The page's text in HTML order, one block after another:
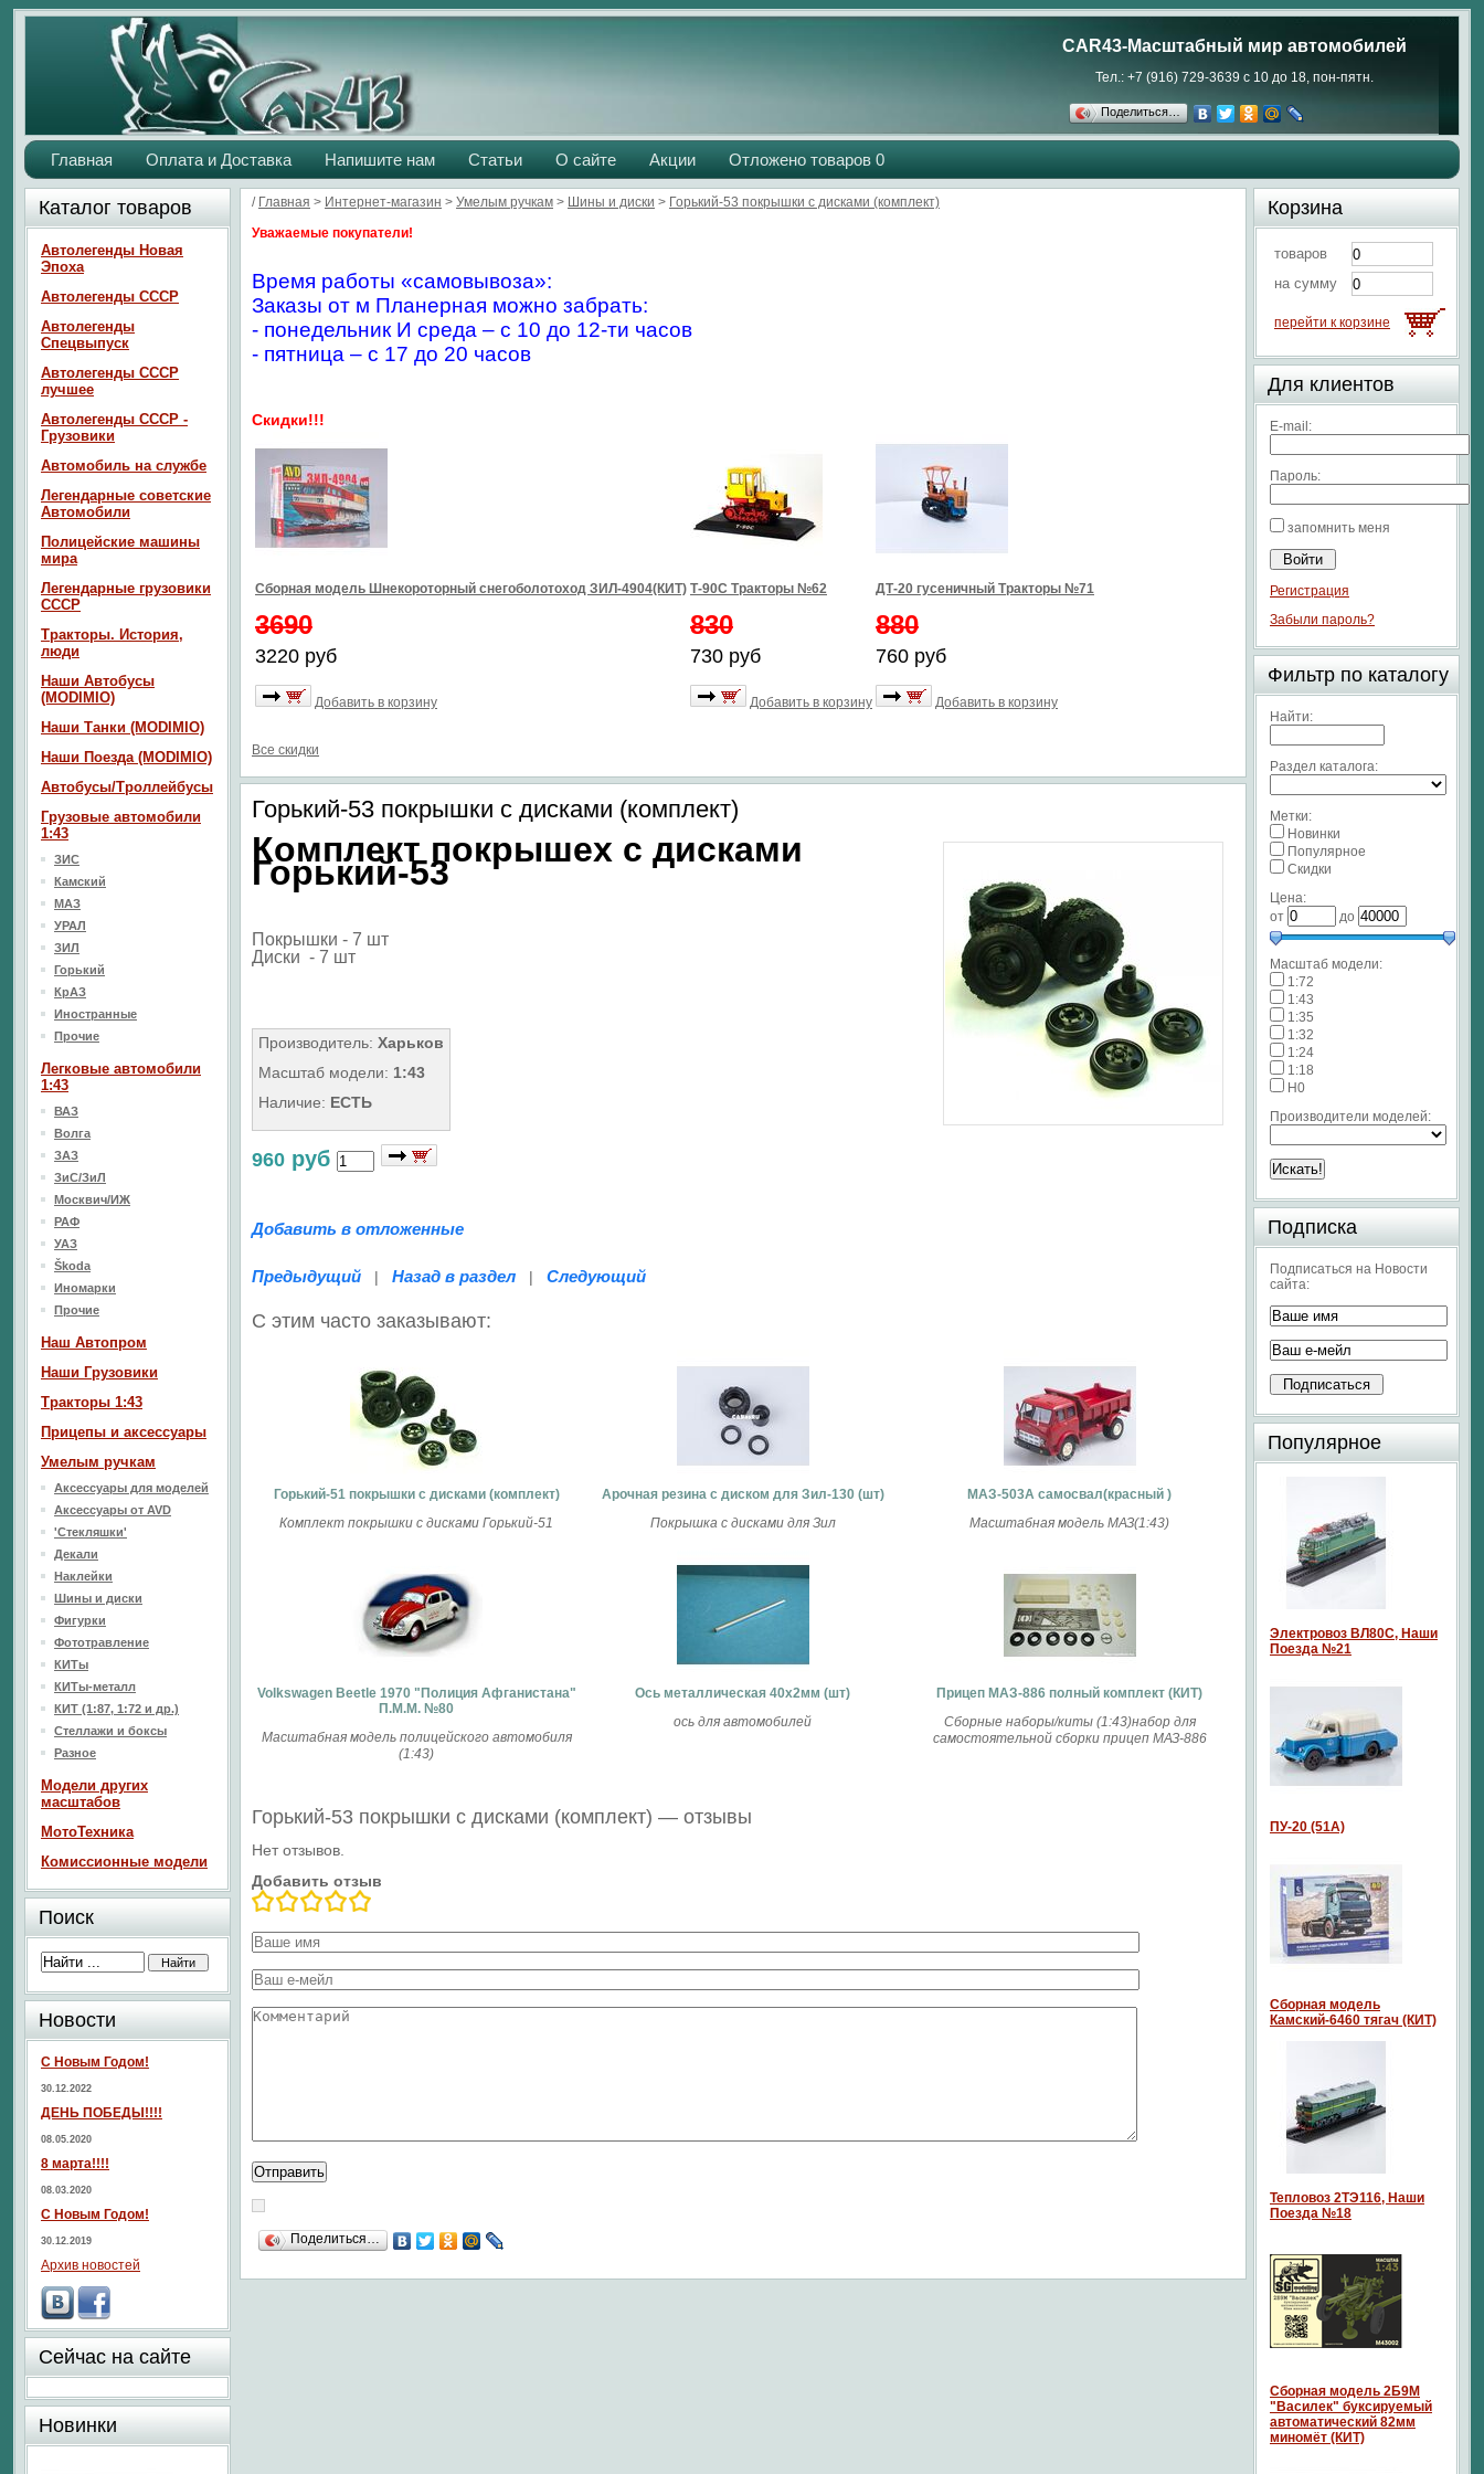
CAR43-Масштабный мир автомобилей
Тел.: +7 (916) 729-3639 с 10 до 18, пон-пятн.
Поделиться…
Главная Оплата и Доставка Напишите нам Статьи О сайте Акции Отложено товаров 0
/ Главная > Интернет-магазин > Умелым ручкам > Шины и диски > Горький-53 покрышки с дисками (комплект)
Уважаемые покупатели!
Время работы «самовывоза»:
Заказы от м Планерная можно забрать:
- понедельник И среда – с 10 до 12-ти часов
- пятница – с 17 до 20 часов
Скидки!!!
Сборная модель Шнекороторный снегоболотоход ЗИЛ-4904(КИТ)
3690
3220 руб
Добавить в корзину
Т-90С Тракторы №62
830
730 руб
Добавить в корзину
ДТ-20 гусеничный Тракторы №71
880
760 руб
Добавить в корзину
Все скидки
Горький-53 покрышки с дисками (комплект)
Комплект покрышех с дисками
Горький-53
Покрышки - 7 шт
Диски - 7 шт
Производитель: Харьков
Масштаб модели: 1:43
Наличие: ЕСТЬ
960 руб
Добавить в отложенные
Предыдущий | Назад в раздел | Следующий
С этим часто заказывают:
Горький-51 покрышки с дисками (комплект)
Комплект покрышки с дисками Горький-51
Арочная резина с диском для Зил-130 (шт)
Покрышка с дисками для Зил
МАЗ-503А самосвал(красный )
Масштабная модель МАЗ(1:43)
Volkswagen Beetle 1970 "Полиция Афганистана"
П.М.М. №80
Масштабная модель полицейского автомобиля
(1:43)
Ось металлическая 40х2мм (шт)
ось для автомобилей
Прицеп МАЗ-886 полный комплект (КИТ)
Сборные наборы/киты (1:43)набор для
самостоятельной сборки прицеп МАЗ-886
Горький-53 покрышки с дисками (комплект) — отзывы
Нет отзывов.
Добавить отзыв
Поделиться…
Каталог товаров
Автолегенды Новая
Эпоха
Автолегенды СССР
Автолегенды
Спецвыпуск
Автолегенды СССР
лучшее
Автолегенды СССР -
Грузовики
Автомобиль на службе
Легендарные советские
Автомобили
Полицейские машины
мира
Легендарные грузовики
СССР
Тракторы. История,
люди
Наши Автобусы
(MODIMIO)
Наши Танки (MODIMIO)
Наши Поезда (MODIMIO)
Автобусы/Троллейбусы
Грузовые автомобили
1:43
ЗИС
Камский
МАЗ
УРАЛ
ЗИЛ
Горький
КрАЗ
Иностранные
Прочие
Легковые автомобили
1:43
ВАЗ
Волга
ЗАЗ
ЗиС/ЗиЛ
Москвич/ИЖ
РАФ
УАЗ
Škoda
Иномарки
Прочие
Наш Aвтопром
Наши Грузовики
Тракторы 1:43
Прицепы и аксессуары
Умелым ручкам
Аксессуары для моделей
Аксессуары от AVD
'Стекляшки'
Декали
Наклейки
Шины и диски
Фигурки
Фототравление
КИТы
КИТы-металл
КИТ (1:87, 1:72 и др.)
Стеллажи и боксы
Разное
Модели других
масштабов
МотоТехника
Комиссионные модели
Поиск
Новости
С Новым Годом!
30.12.2022
ДЕНЬ ПОБЕДЫ!!!!
08.05.2020
8 марта!!!!
08.03.2020
С Новым Годом!
30.12.2019
Архив новостей
Сейчас на сайте
Новинки
Корзина
товаров
на сумму
перейти к корзине
Для клиентов
E-mail:
Пароль:
запомнить меня
Регистрация
Забыли пароль?
Фильтр по каталогу
Найти:
Раздел каталога:
Метки:
Новинки
Популярное
Скидки
Цена:
от
до
Масштаб модели:
1:72
1:43
1:35
1:32
1:24
1:18
H0
Производители моделей:
Подписка
Подписаться на Новости
сайта:
Популярное
Электровоз ВЛ80С, Наши
Поезда №21
ПУ-20 (51А)
Сборная модель
Камский-6460 тягач (КИТ)
Тепловоз 2ТЭ116, Наши
Поезда №18
Сборная модель 2Б9М
"Василек" буксируемый
автоматический 82мм
миномёт (КИТ)